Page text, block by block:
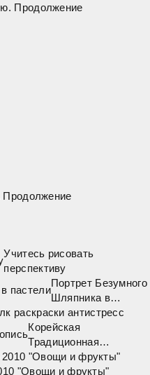
Продолжение
Учитесь рисовать
перспективу
Портрет Безумного
Шляпника в
пастели
раскраски антистресс
Корейская
Традиционная
Живопись
"Овощи и фрукты"